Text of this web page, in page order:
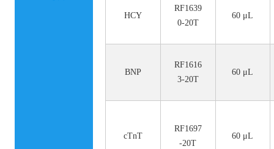
HCY
RF1639
0-20T
60 μL
BNP
RF1616
3-20T
60 μL
cTnT
RF1697
-20T
60 μL